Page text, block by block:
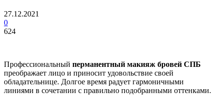
27.12.2021
0
624
Профессиональный перманентный макияж бровей СПБ
преображает лицо и приносит удовольствие своей
обладательнице. Долгое время радует гармоничными
линиями в сочетании с правильно подобранными оттенками.